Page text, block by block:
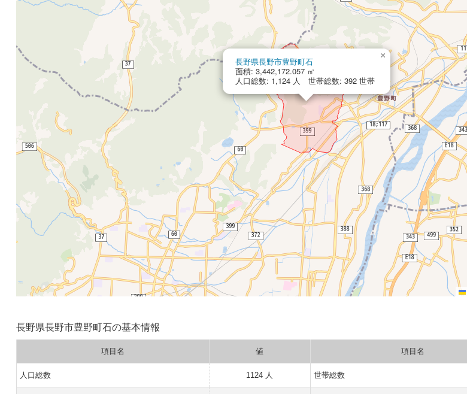
長野県長野市豊野町石
面積: 3,442,172.057 ㎡
人口総数: 1,124 人 世帯総数: 392 世帯
×
長野県長野市豊野町石の基本情報
項目名 値 項目名
人口総数 1124 人 世帯総数